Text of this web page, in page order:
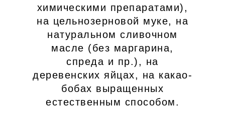
химическими препаратами),
на цельнозерновой муке, на
натуральном сливочном
масле (без маргарина,
спреда и пр.), на
деревенских яйцах, на какао-
бобах выращенных
естественным способом.